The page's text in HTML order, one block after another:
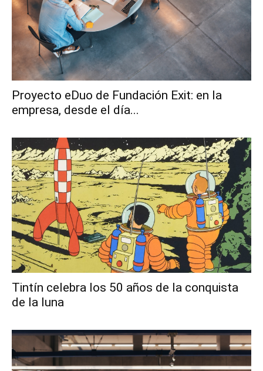
Proyecto eDuo de Fundación Exit: en la
empresa, desde el día...
Tintín celebra los 50 años de la conquista
de la luna